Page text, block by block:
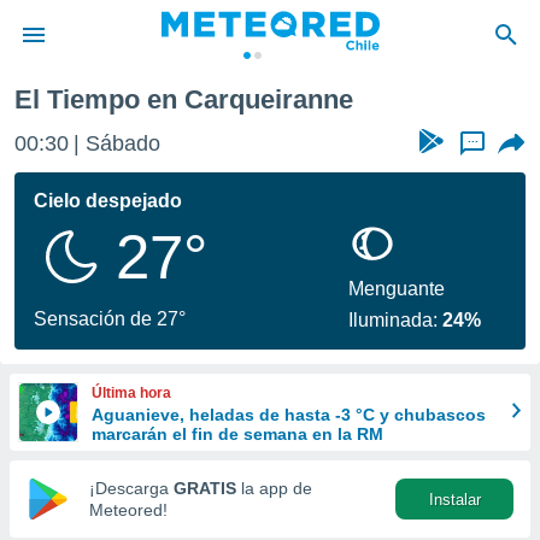
de
por
se
calidad.
a este
las
y
forma
digital
basada
El Tiempo en Carqueiranne
00:30 Sábado ...
Cielo despejado
27°
Sensación de 27°
Menguante
Iluminada:24%
Última hora
Aguanieve, heladas de hasta -3 °C y chubascos
marcarán el fin de semana en la RM
¡Descarga GRATIS la app de
Meteored!
Instalar